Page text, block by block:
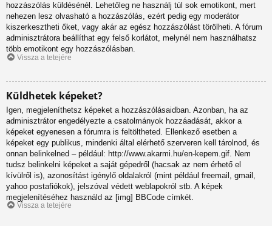
hozzászólás küldésénél. Lehetőleg ne használj túl sok emotikont, mert
nehezen lesz olvasható a hozzászólás, ezért pedig egy moderátor
kiszerkesztheti őket, vagy akár az egész hozzászólást törölheti. A fórum
adminisztrátora beállíthat egy felső korlátot, melynél nem használhatsz
több emotikont egy hozzászólásban.
Vissza a tetejére
Küldhetek képeket?
Igen, megjeleníthetsz képeket a hozzászólásaidban. Azonban, ha az
adminisztrátor engedélyezte a csatolmányok hozzáadását, akkor a
képeket egyenesen a fórumra is feltöltheted. Ellenkező esetben a
képeket egy publikus, mindenki által elérhető szerveren kell tárolnod, és
onnan belinkelned – például: http://www.akarmi.hu/en-kepem.gif. Nem
tudsz belinkelni képeket a saját gépedről (hacsak az nem érhető el
kívülről is), azonosítást igénylő oldalakról (mint például freemail, gmail,
yahoo postafiókok), jelszóval védett weblapokról stb. A képek
megjelenítéséhez használd az [img] BBCode címkét.
Vissza a tetejére